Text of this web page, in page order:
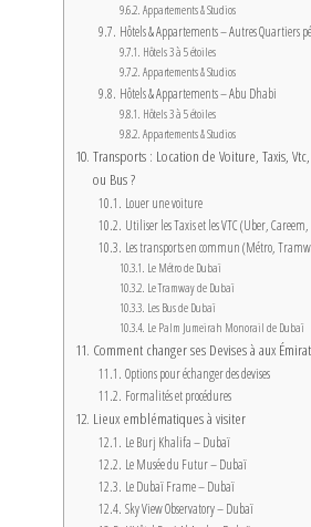
Appartements & Studios
Hôtels & Appartements – Autres Quartiers
Hôtels 3 à 5 étoiles
Appartements & Studios
Hôtels & Appartements – Abu Dhabi
Hôtels 3 à 5 étoiles
Appartements & Studios
Transports : Location de Voiture, Taxis,
ou Bus ?
Louer une voiture
Utiliser les Taxis et les VTC (Uber,
Les transports en commun (Métro,
Le Métro de Dubaï
Le Tramway de Dubaï
Les Bus de Dubaï
Le Palm Jumeirah Monorail de Dubaï
Comment changer ses Devises à aux
Options pour échanger des devises
Formalités et procédures
Lieux emblématiques à visiter
Le Burj Khalifa – Dubaï
Le Musée du Futur – Dubaï
Le Dubaï Frame – Dubaï
Sky View Observatory – Dubaï